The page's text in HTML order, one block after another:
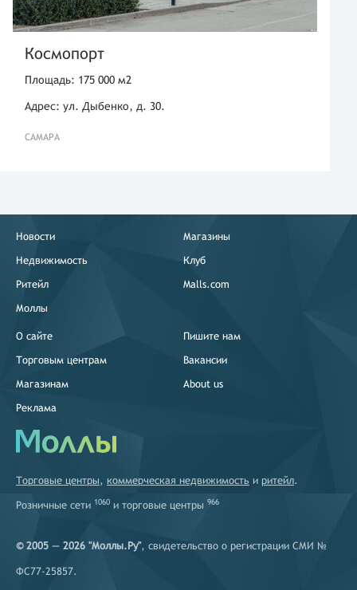
Космопорт
Площадь: 175 000 м2
Адрес: ул. Дыбенко, д. 30.
САМАРА
Новости
Недвижимость
Ритейл
Моллы
Магазины
Клуб
Malls.com
О сайте
Торговым центрам
Магазинам
Реклама
Пишите нам
Вакансии
About us
Торговые центры, коммерческая недвижимость и ритейл.
Розничные сети 1060 и торговые центры 966
© 2005 — 2026 "Моллы.Ру", свидетельство о регистрации СМИ №
ФС77-25857.